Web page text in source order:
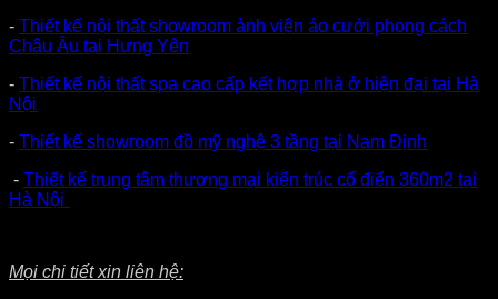
- Thiết kế nội thất showroom ảnh viện áo cưới phong cách
Châu Âu tại Hưng Yên
- Thiết kế nội thất spa cao cấp kết hợp nhà ở hiện đại tại Hà
Nội
- Thiết kế showroom đồ mỹ nghệ 3 tầng tại Nam Định
- Thiết kế trung tâm thương mại kiến trúc cổ điển 360m2 tại
Hà Nội
Mọi chi tiết xin liên hệ: